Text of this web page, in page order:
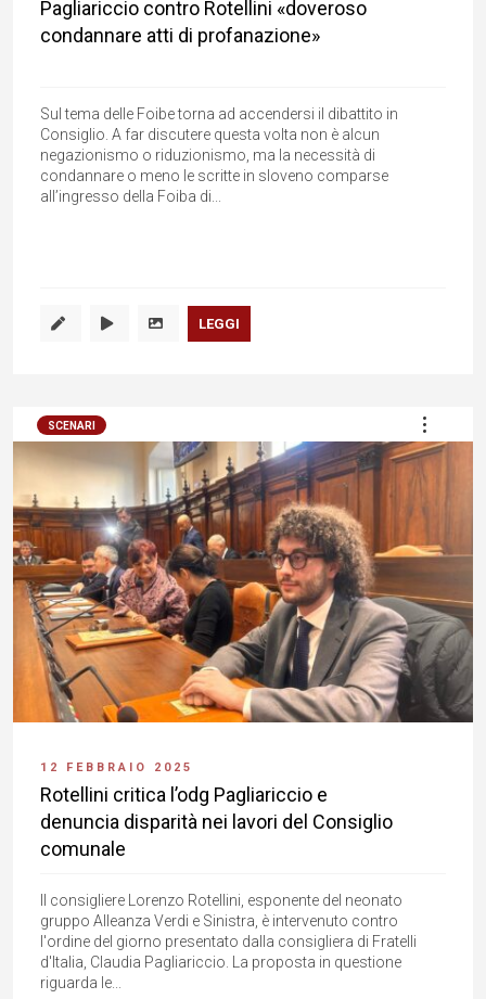
Pagliariccio contro Rotellini «doveroso
condannare atti di profanazione»
Sul tema delle Foibe torna ad accendersi il dibattito in
Consiglio. A far discutere questa volta non è alcun
negazionismo o riduzionismo, ma la necessità di
condannare o meno le scritte in sloveno comparse
all’ingresso della Foiba di...
LEGGI
SCENARI
12 FEBBRAIO 2025
Rotellini critica l’odg Pagliariccio e
denuncia disparità nei lavori del Consiglio
comunale
Il consigliere Lorenzo Rotellini, esponente del neonato
gruppo Alleanza Verdi e Sinistra, è intervenuto contro
l'ordine del giorno presentato dalla consigliera di Fratelli
d'Italia, Claudia Pagliariccio. La proposta in questione
riguarda le...